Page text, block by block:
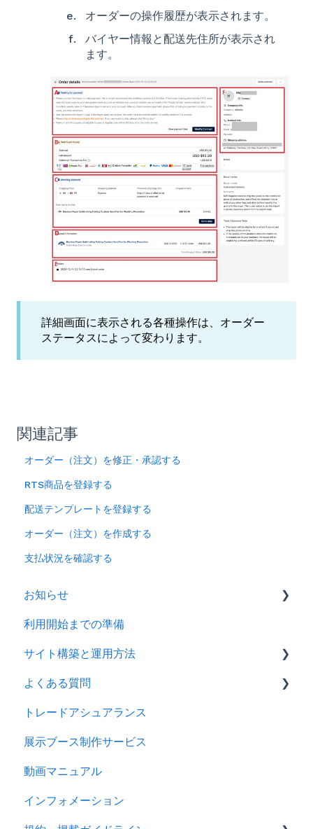
オーダーの操作履歴が表示されます。
バイヤー情報と配送先住所が表示され
ます。
詳細画面に表示される各種操作は、オーダー
ステータスによって変わります。
関連記事
オーダー（注文）を修正・承認する
RTS商品を登録する
配送テンプレートを登録する
オーダー（注文）を作成する
支払状況を確認する
お知らせ
2026年
2025年
2024年
利用開始までの準備
サイト構築と運用方法
会社情報を登録する
製品ページ登録の準備をする
製品ページを登録する
バイヤーからのメッセージに返信する
RFQを使ってバイヤーに売り込む
よくある質問
ログイン
アカウント
製品情報
メッセージ
トレードアシュアランス
展示ブース制作サービス
動画マニュアル
インフォメーション